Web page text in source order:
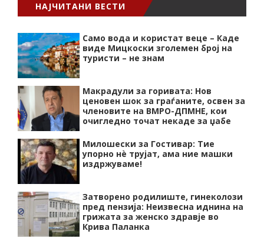
НАЈЧИТАНИ ВЕСТИ
Само вода и користат веце – Каде
виде Мицкоски зголемен број на
туристи – не знам
Макрадули за горивата: Нов
ценовен шок за граѓаните, освен за
членовите на ВМРО-ДПМНЕ, кои
очигледно точат некаде за џабе
Милошески за Гостивар: Тие
упорно нѐ трујат, ама ние машки
издржуваме!
Затворено родилиште, гинеколози
пред пензија: Неизвесна иднина на
грижата за женско здравје во
Крива Паланка